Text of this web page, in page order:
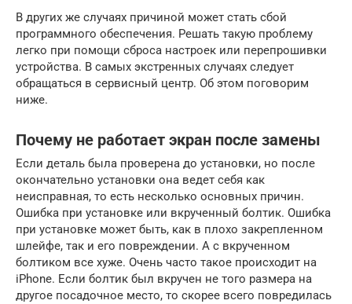
В других же случаях причиной может стать сбой
программного обеспечения. Решать такую проблему
легко при помощи сброса настроек или перепрошивки
устройства. В самых экстренных случаях следует
обращаться в сервисный центр. Об этом поговорим
ниже.
Почему не работает экран после замены
Если деталь была проверена до установки, но после
окончательно установки она ведет себя как
неисправная, то есть несколько основных причин.
Ошибка при установке или вкрученный болтик. Ошибка
при установке может быть, как в плохо закрепленном
шлейфе, так и его повреждении. А с вкрученном
болтиком все хуже. Очень часто такое происходит на
iPhone. Если болтик был вкручен не того размера на
другое посадочное место, то скорее всего повредилась